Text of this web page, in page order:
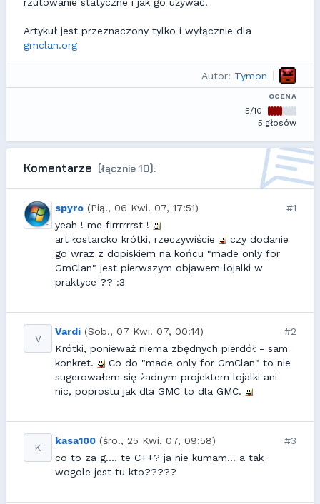
Artykuł jest przeznaczony tylko i wyłącznie dla
gmclan.org
Autor: Tymon
OCENA
5/10
5 głosów
Komentarze (łącznie 10):
spyro (Pią., 06 Kwi. 07, 17:51)
#1
yeah ! me firrrrrrst !
art łostarcko krótki, rzeczywiście
czy dodanie
go wraz z dopiskiem na końcu "made only for
GmClan" jest pierwszym objawem lojalki w
praktyce ?? :3
V
Vardi (Sob., 07 Kwi. 07, 00:14)
#2
Krótki, ponieważ niema zbędnych pierdół - sam
konkret.
Co do "made only for GmClan" to nie
sugerowałem się żadnym projektem lojalki ani
nic, poprostu jak dla GMC to dla GMC.
K
kasa100 (śro., 25 Kwi. 07, 09:58)
#3
co to za g.... te C++? ja nie kumam... a tak
wogole jest tu kto?????